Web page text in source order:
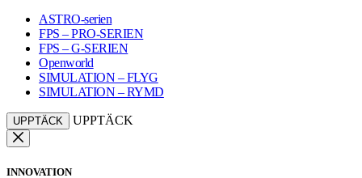
ASTRO-serien
FPS – PRO-SERIEN
FPS – G-SERIEN
Openworld
SIMULATION – FLYG
SIMULATION – RYMD
UPPTÄCK UPPTÄCK
INNOVATION